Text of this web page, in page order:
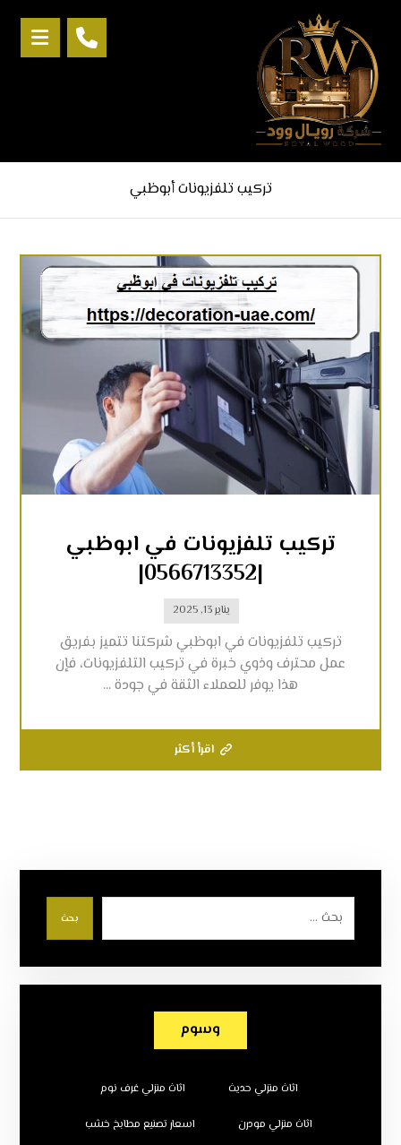
تركيب تلفزيونات أبوظبي
تركيب تلفزيونات في ابوظبي
|0566713352|
يناير 13, 2025
تركيب تلفزيونات في ابوظبي شركتنا تتميز بفريق
عمل محترف وذوي خبرة في تركيب التلفزيونات، فإن
هذا يوفر للعملاء الثقة في جودة ...
اقرأ أكثر
بحث
وسوم
اثاث منزلي حديث اثاث منزلي غرف نوم
اثاث منزلي مودرن اسعار تصنيع مطابخ خشب